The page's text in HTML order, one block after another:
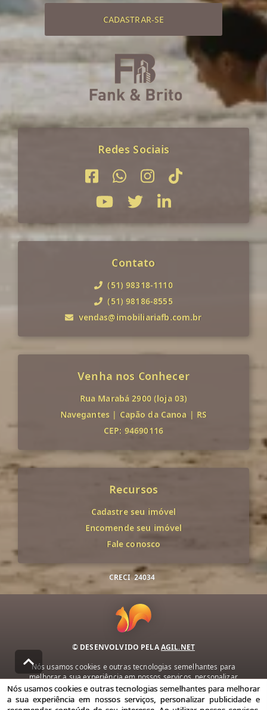
CADASTRAR-SE
Redes Sociais
Contato
(51) 98318-1110
(51) 98186-8555
vendas@imobiliariafb.com.br
Venha nos Conhecer
Rua Marabá 2900 (loja 03)
Navegantes | Capão da Canoa | RS
CEP: 94690116
Recursos
Cadastre seu imóvel
Encomende seu imóvel
Fale conosco
CRECI 24034
© DESENVOLVIDO PELAAGIL.NET
Nós usamos cookies e outras tecnologias semelhantes para
melhorar a sua experiência em nossos serviços, personalizar
publicidade e recomendar conteúdo de seu interesse. Ao utilizar
nossos serviços, você concorda com nossa política de privacidade e
termos de uso.
Nós usamos cookies e outras tecnologias semelhantes para melhorar
a sua experiência em nossos serviços, personalizar publicidade e